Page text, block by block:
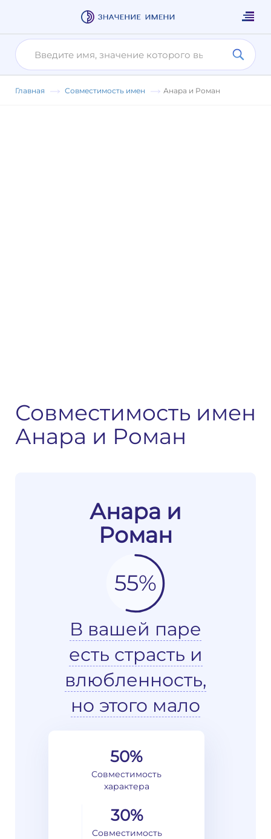
Главная Совместимость имен Анара и Роман
Совместимость имен
Анара и Роман
Анара и
Роман
55%
В вашей паре
есть страсть и
влюбленность,
но этого мало
50%
Совместимость
характера
30%
Совместимость